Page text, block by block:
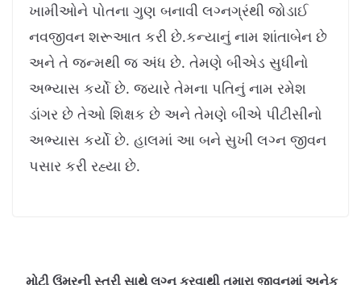
ખામીઓને પોતના ગુણ બનાવી લગ્નગ્રંથી જોડાઈ
નવજીવન શરૂઆત કરી છે.કન્યાનું નામ શાંતાબેન છે
અને તે જન્મથી જ અંધ છે. તેમણે બીએડ સુધીનો
અભ્યાસ કર્યો છે. જ્યારે તેમના પતિનું નામ રમેશ
ડાંગર છે તેઓ શિક્ષક છે અને તેમણે બીએ પીટીસીનો
અભ્યાસ કર્યો છે. હાલમાં આ બને સુખી લગ્ન જીવન
પસાર કરી રહ્યા છે.
મોટી ઉંમરની સ્ત્રી સાથે લગ્ન કરવાથી તમારા જીવનમાં અનેક